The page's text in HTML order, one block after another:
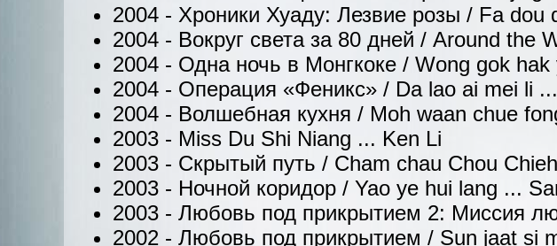
2004 - Хроники Хуаду: Лезвие розы / Fa dou
2004 - Вокруг света за 80 дней / Around the
2004 - Одна ночь в Монгкоке / Wong gok hak
2004 - Операция «Феникс» / Da lao ai mei li
2004 - Волшебная кухня / Moh waan chue
2003 - Miss Du Shi Niang ... Ken Li
2003 - Скрытый путь / Cham chau Chou
2003 - Ночной коридор / Yao ye hui lang ...
2003 - Любовь под прикрытием 2: Миссия
2002 - Любовь под прикрытием / Sun jaat si